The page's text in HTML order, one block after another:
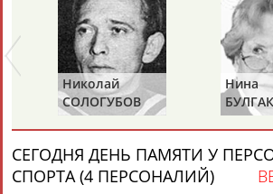
Николай
СОЛОГУБОВ
Нина
СЕГОДНЯ ДЕНЬ ПАМЯТИ У
СПОРТА (4 ПЕРСОНАЛИЙ)